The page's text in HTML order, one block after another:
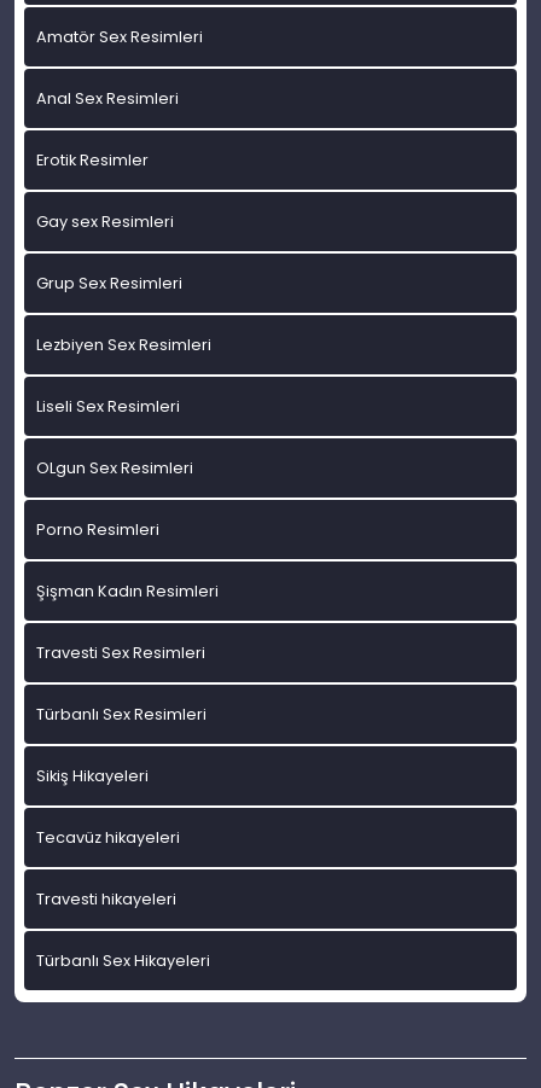
Amatör Sex Resimleri
Anal Sex Resimleri
Erotik Resimler
Gay sex Resimleri
Grup Sex Resimleri
Lezbiyen Sex Resimleri
Liseli Sex Resimleri
OLgun Sex Resimleri
Porno Resimleri
Şişman Kadın Resimleri
Travesti Sex Resimleri
Türbanlı Sex Resimleri
Sikiş Hikayeleri
Tecavüz hikayeleri
Travesti hikayeleri
Türbanlı Sex Hikayeleri